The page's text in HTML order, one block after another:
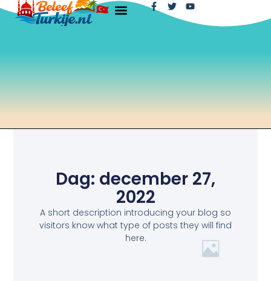
Dag: december 27,
2022
A short description introducing your blog so
visitors know what type of posts they will find
here.